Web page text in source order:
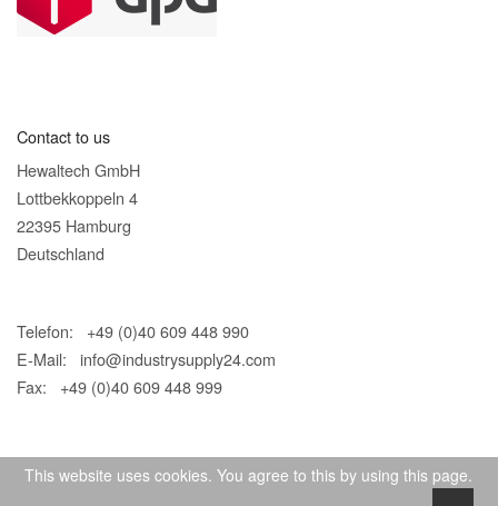
Contact to us
Hewaltech GmbH
Lottbekkoppeln 4
22395 Hamburg
Deutschland
Telefon: +49 (0)40 609 448 990
E-Mail: info@industrysupply24.com
Fax: +49 (0)40 609 448 999
This website uses cookies. You agree to this by using this page.